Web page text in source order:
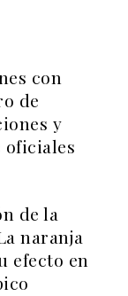
con
de
y
oficiales
de la
naranja
efecto en